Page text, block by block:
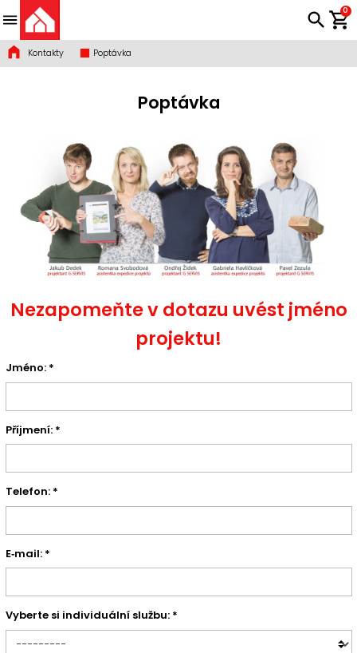
0
Kontakty Poptávka
Poptávka
Nezapomeňte v dotazu uvést jméno
projektu!
Jméno: *
Příjmení: *
Telefon: *
E‑mail: *
Vyberte si individuální službu: *